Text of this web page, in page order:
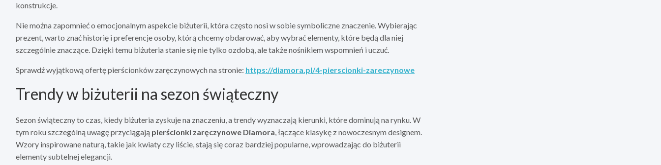
konstrukcje.
Nie można zapomnieć o emocjonalnym aspekcie biżuterii, która często nosi w sobie symboliczne znaczenie. Wybierając
prezent, warto znać historię i preferencje osoby, którą chcemy obdarować, aby wybrać elementy, które będą dla niej
szczególnie znaczące. Dzięki temu biżuteria stanie się nie tylko ozdobą, ale także nośnikiem wspomnień i uczuć.
Sprawdź wyjątkową ofertę pierścionków zaręczynowych na stronie: https://diamora.pl/4-pierscionki-zareczynowe
Trendy w biżuterii na sezon świąteczny
Sezon świąteczny to czas, kiedy biżuteria zyskuje na znaczeniu, a trendy wyznaczają kierunki, które dominują na rynku. W
tym roku szczególną uwagę przyciągają pierścionki zaręczynowe Diamora, łączące klasykę z nowoczesnym designem.
Wzory inspirowane naturą, takie jak kwiaty czy liście, stają się coraz bardziej popularne, wprowadzając do biżuterii
elementy subtelnej elegancji.